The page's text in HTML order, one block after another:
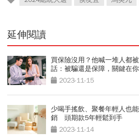
延伸閱讀
買保險沒用？他喊一堆人都
話：被騙還是保障，關鍵在
2023-11-15
少喝手搖飲、聚餐年輕人也
銷 頭期款5年輕鬆到手
2023-11-14